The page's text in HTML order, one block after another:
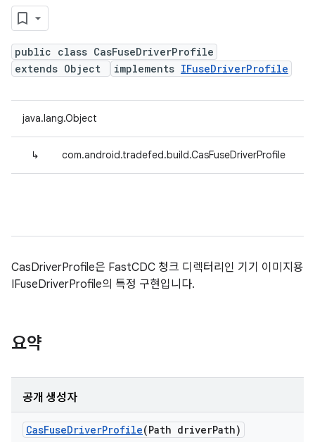
public class CasFuseDriverProfile
extends Object
implements IFuseDriverProfile
java.lang.Object
↳ com.android.tradefed.build.CasFuseDriverProfile
CasDriverProfile은 FastCDC 청크 디렉터리인 기기 이미지용
IFuseDriverProfile의 특정 구현입니다.
요약
공개 생성자
CasFuseDriverProfile(Path driverPath)